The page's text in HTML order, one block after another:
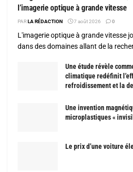
l’imagerie optique à grande vitesse
PARLA RÉDACTION 7 août 2026 0
L'imagerie optique à grande vitesse
dans des domaines allant de la
Une étude révèle
climatique redéfinit
refroidissement et la
Une invention
microplastiques «
Le prix d’une voiture